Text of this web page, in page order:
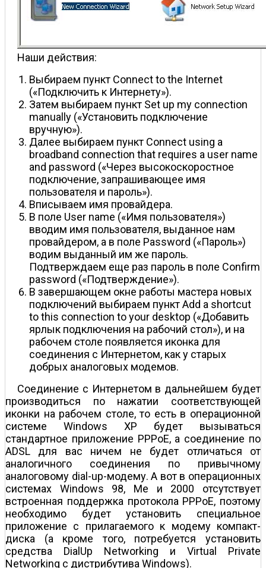
Наши действия:
Выбираем пункт Connect to the Internet
(«Подключить к Интернету»).
Затем выбираем пункт Set up my connection
manually («Установить подключение
вручную»).
Далее выбираем пункт Connect using a
broadband connection that requires a user name
and password («Через высокоскоростное
подключение, запрашивающее имя
пользователя и пароль»).
Вписываем имя провайдера.
В поле User name («Имя пользователя»)
вводим имя пользователя, выданное нам
провайдером, а в поле Password («Пароль»)
водим выданный им же пароль.
Подтверждаем еще раз пароль в поле Confirm
password («Подтверждение»).
В завершающем окне работы мастера новых
подключений выбираем пункт Add a shortcut
to this connection to your desktop («Добавить
ярлык подключения на рабочий стол»), и на
рабочем столе появляется иконка для
соединения с Интернетом, как у старых
добрых аналоговых модемов.
Соединение с Интернетом в дальнейшем будет
производиться по нажатии соответствующей
иконки на рабочем столе, то есть в операционной
системе Windows XP будет вызываться
стандартное приложение PPPoE, а соединение по
ADSL для вас ничем не будет отличаться от
аналогичного соединения по привычному
аналоговому dial-up-модему. А вот в операционных
системах Windows 98, Me и 2000 отсутствует
встроенная поддержка протокола PPPoE, поэтому
необходимо будет установить специальное
приложение с прилагаемого к модему компакт-
диска (а кроме того, потребуется установить
средства DialUp Networking и Virtual Private
Networking с дистрибутива Windows).